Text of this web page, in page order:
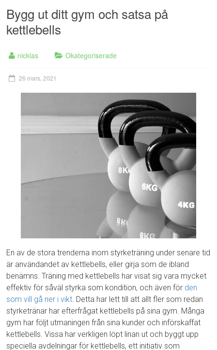
Bygg ut ditt gym och satsa på
kettlebells
nicklas Okategoriserade
26 mars, 2021
En av de stora trenderna inom styrketräning under senare tid
är användandet av kettlebells, eller girja som de ibland
benämns. Träning med kettlebells har visat sig vara mycket
effektiv för såväl styrka som kondition, och även för den
som vill gå ner i vikt. Detta har lett till att allt fler som redan
styrketränar har efterfrågat kettlebells på sina gym. Många
gym har följt utmaningen från sina kunder och införskaffat
kettlebells. Vissa har verkligen löpt linan ut och byggt upp
speciella avdelningar för kettlebells, ett initiativ som